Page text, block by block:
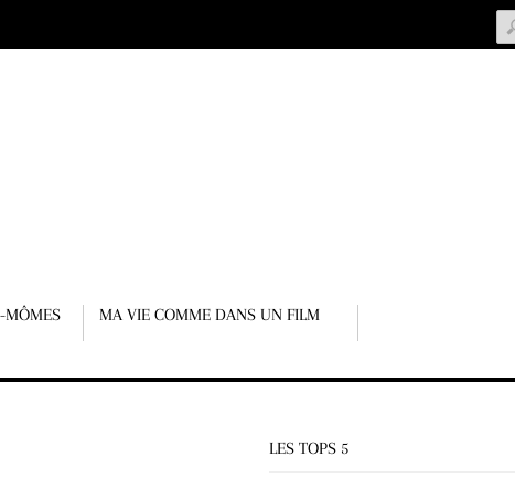
MÔMES
MA VIE COMME DANS UN FILM
LES TOPS 5